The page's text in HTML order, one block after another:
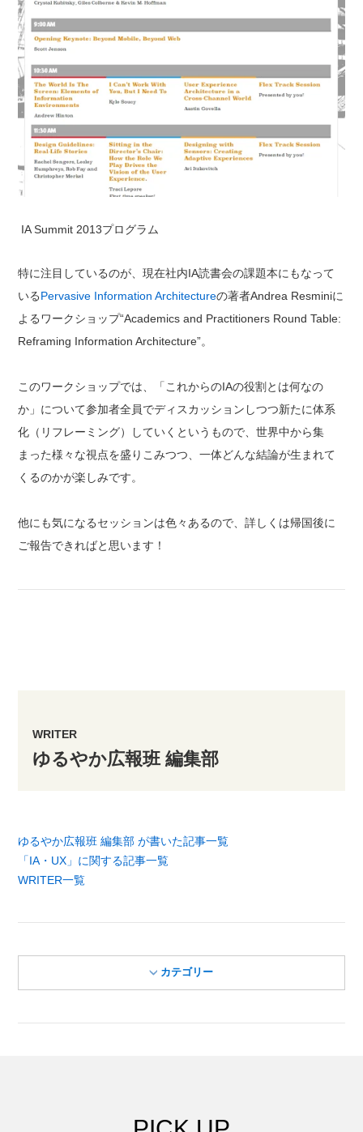
IA Summit 2013プログラム
特に注目しているのが、現在社内IA読書会の課題本にもなって
いるPervasive Information Architectureの著者Andrea Resminiに
よるワークショップ“Academics and Practitioners Round Table:
Reframing Information Architecture”。
このワークショップでは、「これからのIAの役割とは何なの
か」について参加者全員でディスカッションしつつ新たに体系
化（リフレーミング）していくというもので、世界中から集
まった様々な視点を盛りこみつつ、一体どんな結論が生まれて
くるのかが楽しみです。
他にも気になるセッションは色々あるので、詳しくは帰国後に
ご報告できればと思います！
WRITER
ゆるやか広報班 編集部
ゆるやか広報班 編集部 が書いた記事一覧
「IA・UX」に関する記事一覧
WRITER一覧
カテゴリー